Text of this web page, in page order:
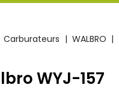
Carburateurs WALBRO
WYJ-157